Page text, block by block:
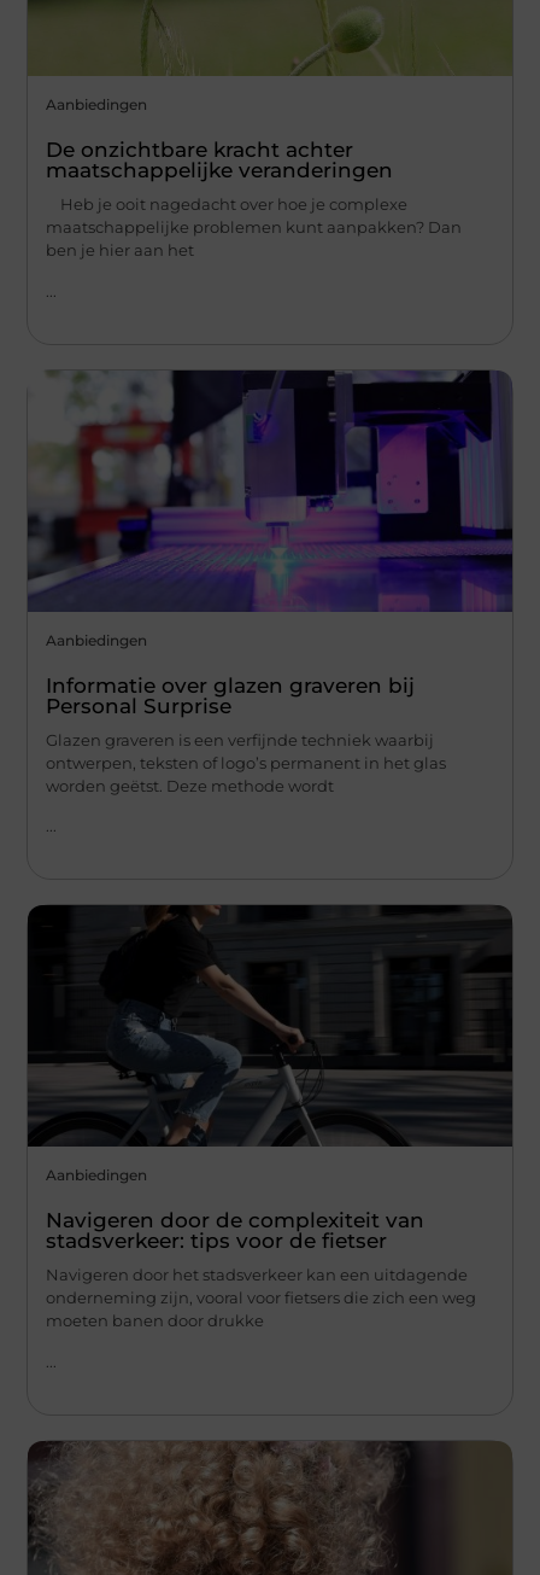
Aanbiedingen
De onzichtbare kracht achter
maatschappelijke veranderingen
Heb je ooit nagedacht over hoe je complexe
maatschappelijke problemen kunt aanpakken? Dan
ben je hier aan het
Aanbiedingen
Informatie over glazen graveren bij
Personal Surprise
Glazen graveren is een verfijnde techniek waarbij
ontwerpen, teksten of logo’s permanent in het glas
worden geëtst. Deze methode wordt
Aanbiedingen
Navigeren door de complexiteit van
stadsverkeer: tips voor de fietser
Navigeren door het stadsverkeer kan een uitdagende
onderneming zijn, vooral voor fietsers die zich een weg
moeten banen door drukke